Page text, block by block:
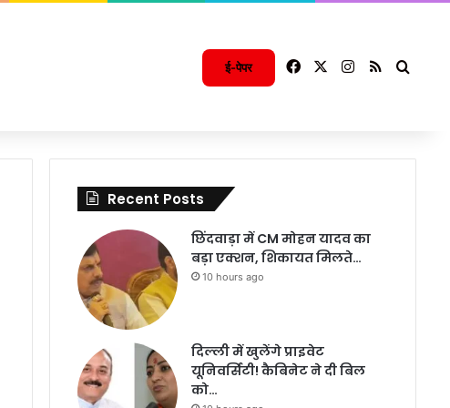
ई-पेपर FacebookInstagram
RSS
Recent Posts
छिंदवाड़ा में CM मोहन यादव का
बड़ा एक्शन, शिकायत मिलते…
10 hours ago
दिल्ली में खुलेंगे प्राइवेट
यूनिवर्सिटी! कैबिनेट ने दी बिल
को…